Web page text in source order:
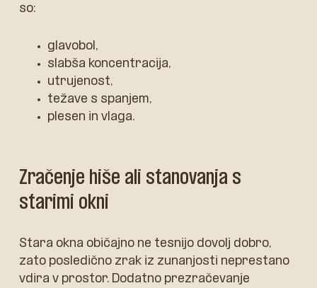
so:
glavobol,
slabša koncentracija,
utrujenost,
težave s spanjem,
plesen in vlaga.
Zračenje hiše ali stanovanja s
starimi okni
Stara okna običajno ne tesnijo dovolj dobro,
zato posledično zrak iz zunanjosti neprestano
vdira v prostor. Dodatno prezračevanje